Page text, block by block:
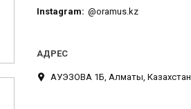
Instagram @oramus.kz
АУЭЗОВА 1Б, Алматы, Казахстан